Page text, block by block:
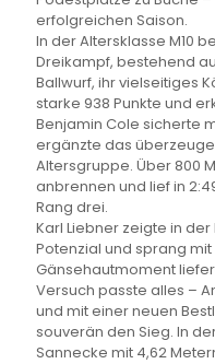
erfolgreichen Saison.
In der Altersklasse M10
Dreikampf, bestehend
Ballwurf, ihr vielseitiges
starke 938 Punkte und
Benjamin Cole sicherte
ergänzte das
Altersgruppe. Über 800
anbrennen und lief in
Rang drei.
Karl Liebner zeigte in
Potenzial und sprang mit
Gänsehautmoment
Versuch passte alles –
und mit einer neuen
souverän den Sieg. In
Sannecke mit 4,62